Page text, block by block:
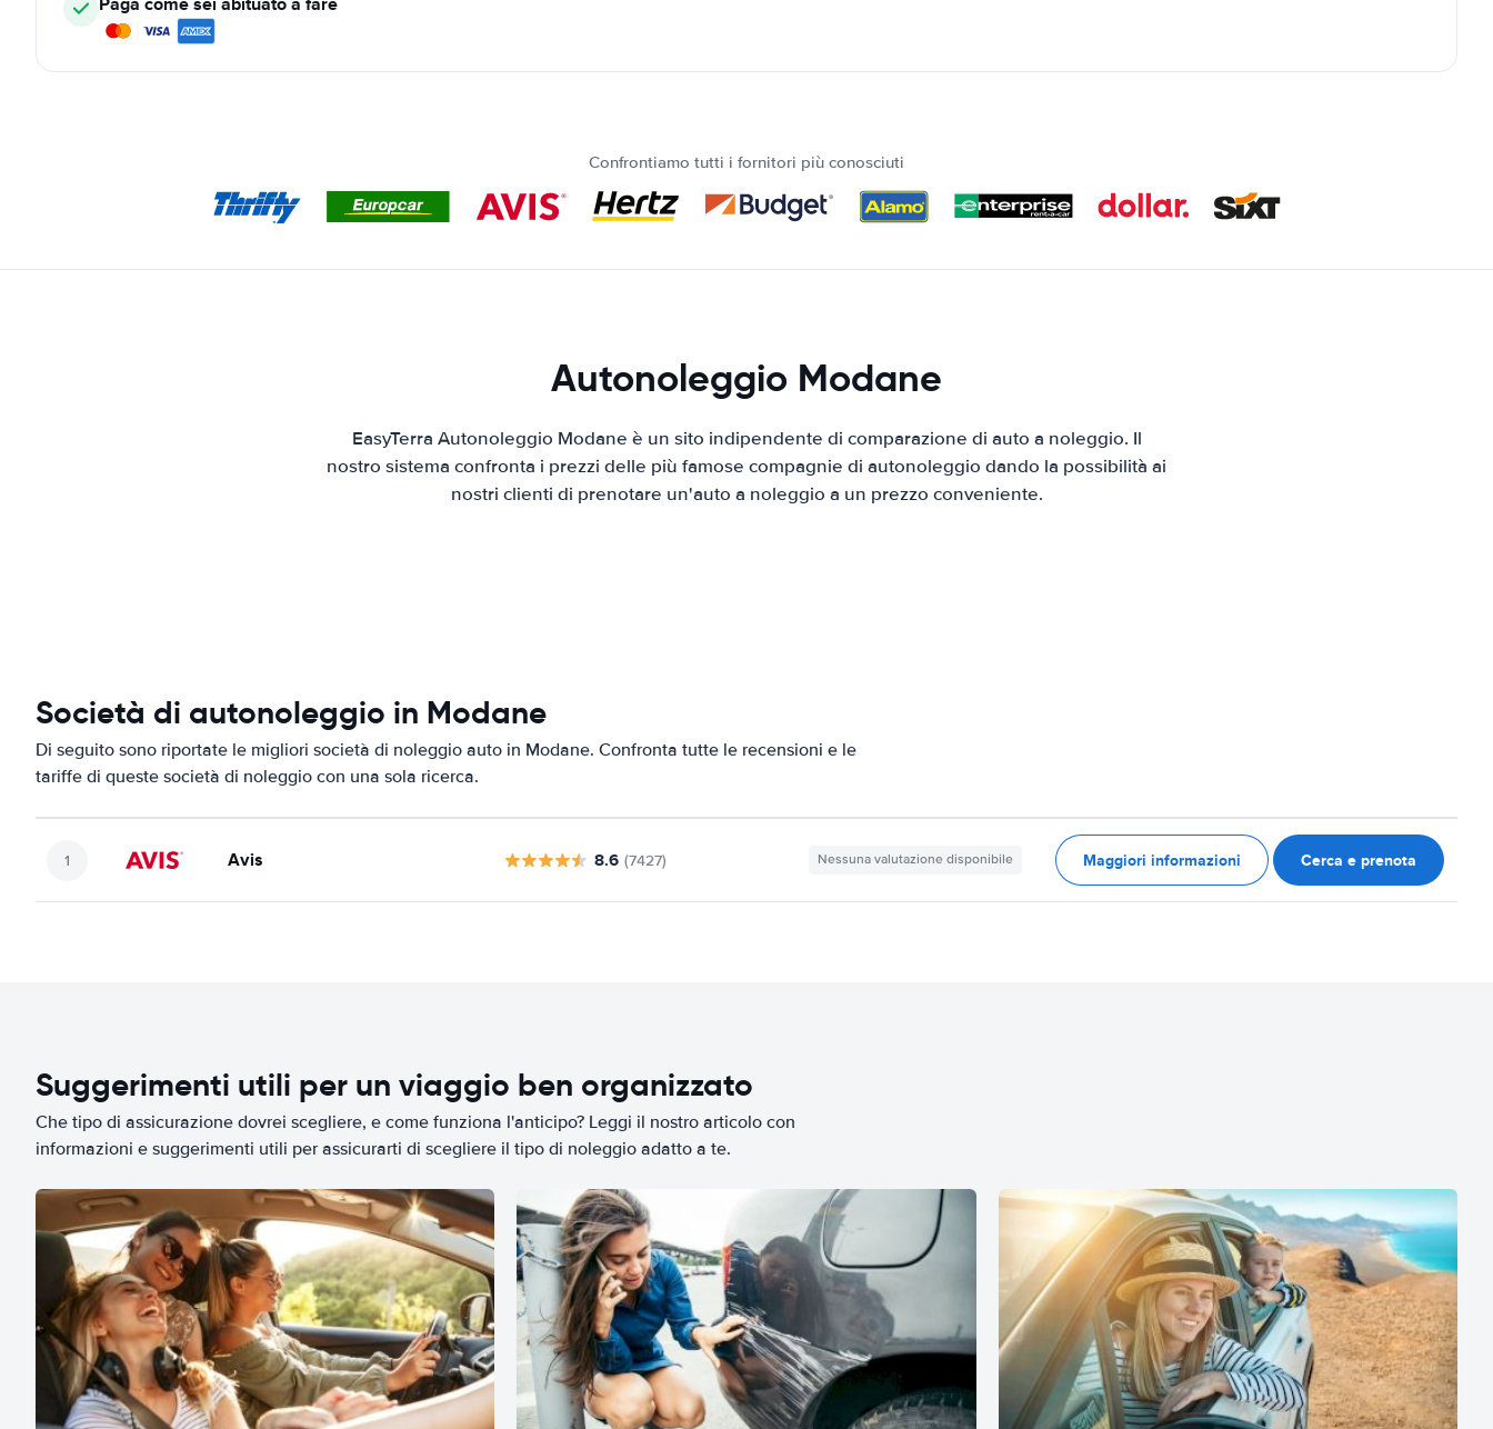
Confrontiamo tutti i fornitori più conosciuti
Autonoleggio Modane
EasyTerra Autonoleggio Modane è un sito indipendente di comparazione di auto a noleggio. Il
nostro sistema confronta i prezzi delle più famose compagnie di autonoleggio dando la possibilità ai
nostri clienti di prenotare un'auto a noleggio a un prezzo conveniente.
Società di autonoleggio in Modane
Di seguito sono riportate le migliori società di noleggio auto in Modane. Confronta tutte le recensioni e le
tariffe di queste società di noleggio con una sola ricerca.
Avis 8.6 (7427) Nessuna valutazione disponibile Maggiori informazioni Cerca e prenota
Suggerimenti utili per un viaggio ben organizzato
Che tipo di assicurazione dovrei scegliere, e come funziona l'anticipo? Leggi il nostro articolo con
informazioni e suggerimenti utili per assicurarti di scegliere il tipo di noleggio adatto a te.